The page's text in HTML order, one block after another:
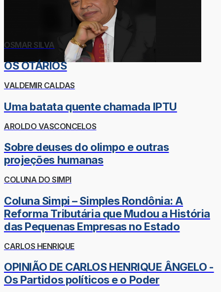
OSMAR SILVA
OS OTÁRIOS
VALDEMIR CALDAS
Uma batata quente chamada IPTU
AROLDO VASCONCELOS
Sobre deuses do olimpo e outras
projeções humanas
COLUNA DO SIMPI
Coluna Simpi – Simples Rondônia: A
Reforma Tributária que Mudou a História
das Pequenas Empresas no Estado
CARLOS HENRIQUE
OPINIÃO DE CARLOS HENRIQUE ÂNGELO -
Os Partidos políticos e o Poder